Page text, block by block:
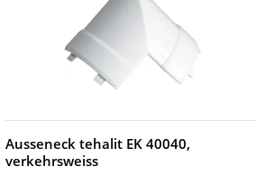
Ausseneck tehalit EK 40040,
verkehrsweiss